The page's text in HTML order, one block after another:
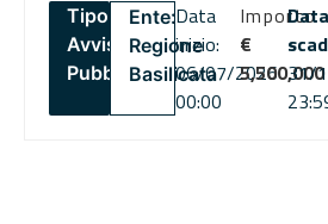
Tipo:
Avviso
Pubblico
Ente:
Regione
Basilicata
Data
inizio:
06/07/2026
00:00
Importo
€
5,500,000
31/